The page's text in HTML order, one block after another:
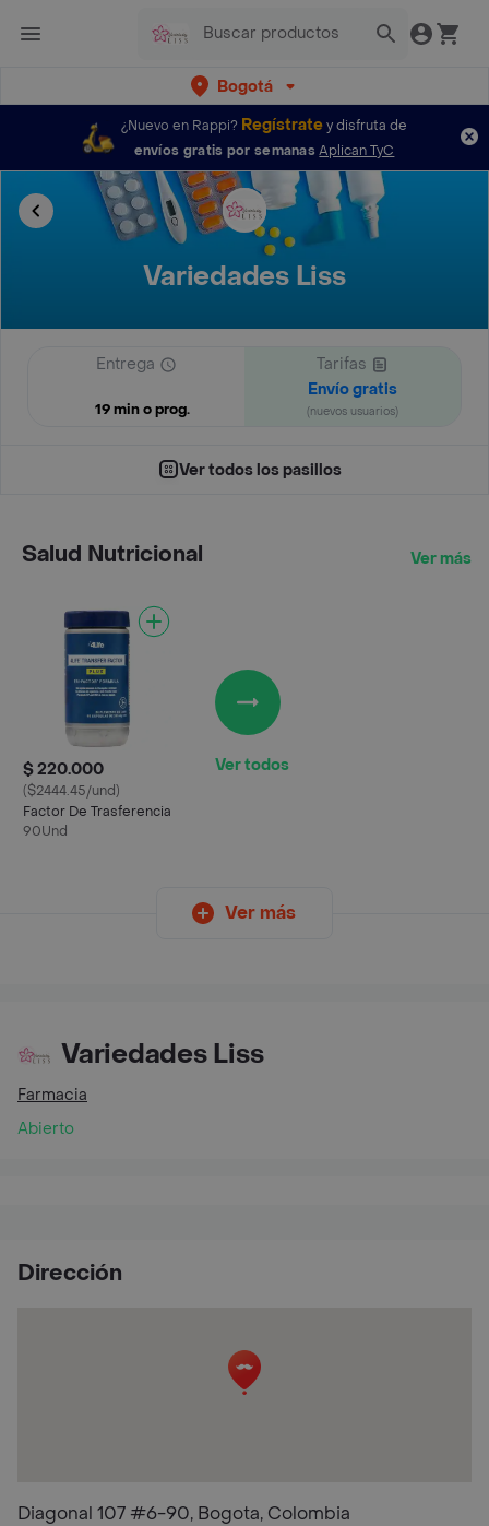
Bogotá
¿Nuevo en Rappi? Regístratey disfruta de
envíos gratis por semanas Aplican TyC
Variedades Liss
Entrega
19 min o prog.
Tarifas
Envío gratis
(nuevos usuarios)
Ver todos los pasillos
Salud Nutricional Ver más
$ 220.000
($2444.45/und)
Factor De Trasferencia
90Und
Ver todos
Ver más
Variedades Liss
Farmacia
Abierto
Dirección
Diagonal 107 #6-90, Bogota, Colombia